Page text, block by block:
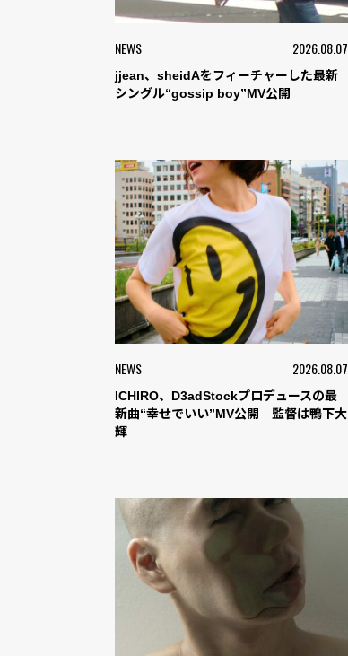
NEWS 2026.08.07
jjean、sheidAをフィーチャーした最新
シングル“gossip boy”MV公開
NEWS 2026.08.07
ICHIRO、D3adStockプロデュースの最
新曲“幸せでいい”MV公開 監督は鴨下大
輝